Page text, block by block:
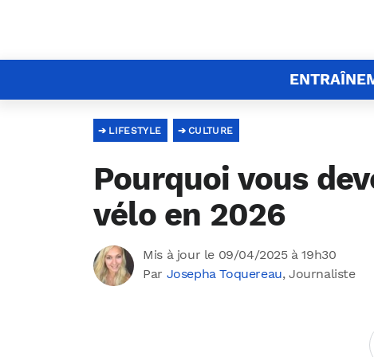
CULTURE
LIFESTYLE
Pourquoi vous
vélo en 2026
Mis à jour le 09/04/2025 à 19h30
Par Josepha Toquereau, Journaliste